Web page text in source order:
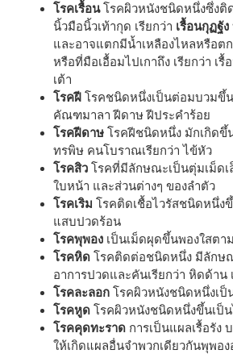
โรคเรื้อนโรคผิวหนังชนิดหนึ่งซึ่งติ
นิ้วมือนิ้วเท้ากุด เรียกว่า เรื้อนกุฏฐัง
และอาจแตกมีน้ำเหลืองไหลหรือต
หรือที่มือเอื้อมไปเกาถึง เรียกว่า เ
เต้า
โรคฝีโรคชนิดหนึ่งเป็นต่อมบวมขึ้
คัณฑมาลา ฝีดาษ ฝีประคำร้อย
โรคฝีดาษโรคฝีชนิดหนึ่ง มักเกิดขึ้
ทรพิษ คนโบราณเรียกว่า ไข้หัว
โรคสิวโรคที่มีลักษณะเป็นตุ่มเม็ดเ
ใบหน้า และส่วนต่างๆ ของลำตัว
โรคเริมโรคติดเชื้อไวรัสชนิดหนึ่ง
แสบปวดร้อน
โรคพุพอง เป็นเม็ดผุดขึ้นพองใสตา
โรคหิดโรคติดต่อชนิดหนึ่ง มีลักษณ
อาการปวดและคันเรียกว่า หิดด้าน
โรคละลอก โรคผิวหนังชนิดหนึ่งเป็
โรคหูด โรคผิวหนังชนิดหนึ่งขึ้นเป็
โรคคุดทะราด การเป็นแผลเรื้อรัง
ให้เกิดแผลอื่นจำพวกเดียวกันพุพอง